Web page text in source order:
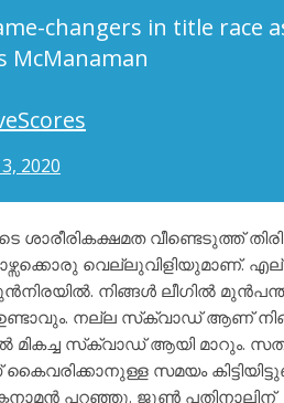
changers in title race
McManaman
2020
വീണ്ടെടുത്ത്
വെല്ലുവിളിയുമാണ്.
നിങ്ങൾ ലീഗിൽ
നല്ല സ്‌ക്വാഡ് ആണ്
മികച്ച സ്‌ക്വാഡ് ആയി മാറും.
സമയം
പറഞ്ഞു. ജൂൺ പതിനാലിന്